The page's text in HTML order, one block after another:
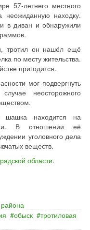
57-летнего местного
неожиданную находку.
в диван и обнаружили
тротил он нашёл ещё
по месту жительства.
пригодится.
мог подвергнуть
неосторожного
шашка находится на
В отношении её
уголовного дела
веществ.
области.
обыск
тротиловая